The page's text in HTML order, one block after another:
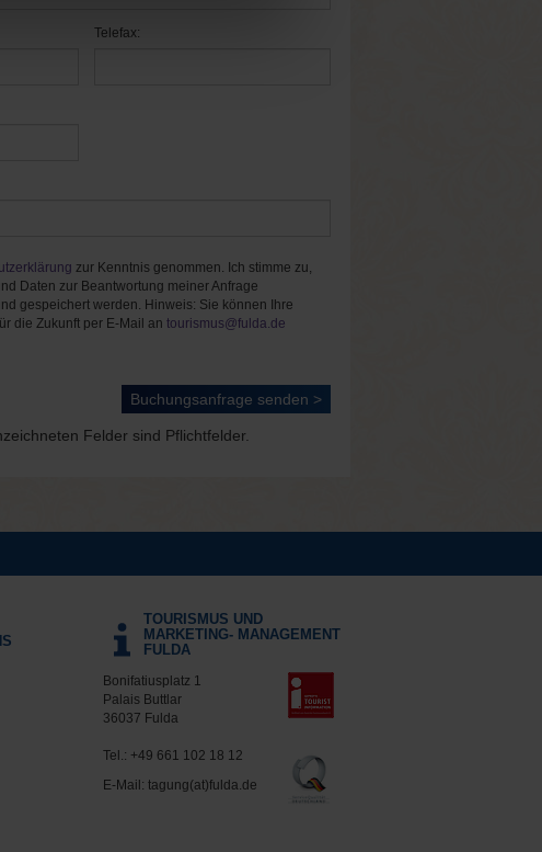
Telefax:
zur Kenntnis genommen. Ich stimme zu,
Daten zur Beantwortung meiner Anfrage
gespeichert werden. Hinweis: Sie können Ihre
die Zukunft per E-Mail an tourismus@fulda.de
Felder sind Pflichtfelder.
TOURISMUS UND
MARKETING- MANAGEMENT
FULDA
Bonifatiusplatz 1
Palais Buttlar
36037 Fulda
Tel.: +49 661 102 18 12
E-Mail: tagung(at)fulda.de